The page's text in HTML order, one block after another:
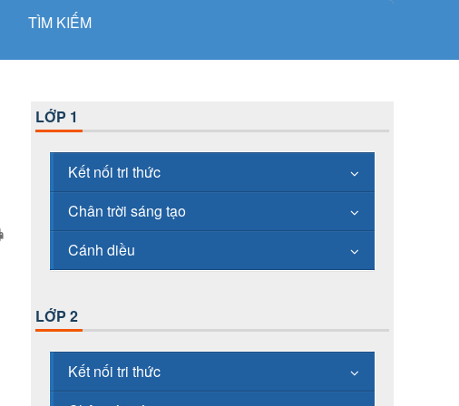
TÌM KIẾM
LỚP 1
Kết nối tri thức
Chân trời sáng tạo
Cánh diều
LỚP 2
Kết nối tri thức